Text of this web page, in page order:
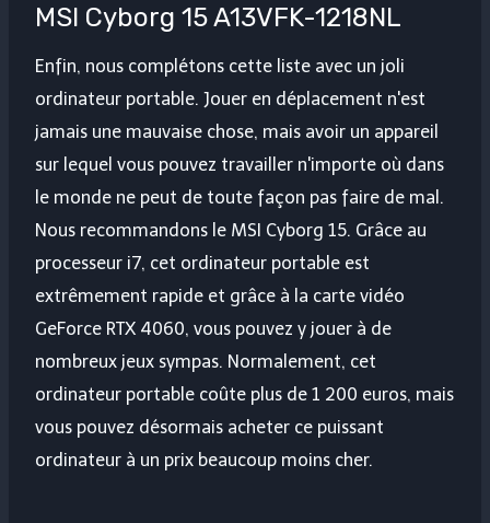
MSI Cyborg 15 A13VFK-1218NL
Enfin, nous complétons cette liste avec un joli
ordinateur portable. Jouer en déplacement n'est
jamais une mauvaise chose, mais avoir un appareil
sur lequel vous pouvez travailler n'importe où dans
le monde ne peut de toute façon pas faire de mal.
Nous recommandons le MSI Cyborg 15. Grâce au
processeur i7, cet ordinateur portable est
extrêmement rapide et grâce à la carte vidéo
GeForce RTX 4060, vous pouvez y jouer à de
nombreux jeux sympas. Normalement, cet
ordinateur portable coûte plus de 1 200 euros, mais
vous pouvez désormais acheter ce puissant
ordinateur à un prix beaucoup moins cher.